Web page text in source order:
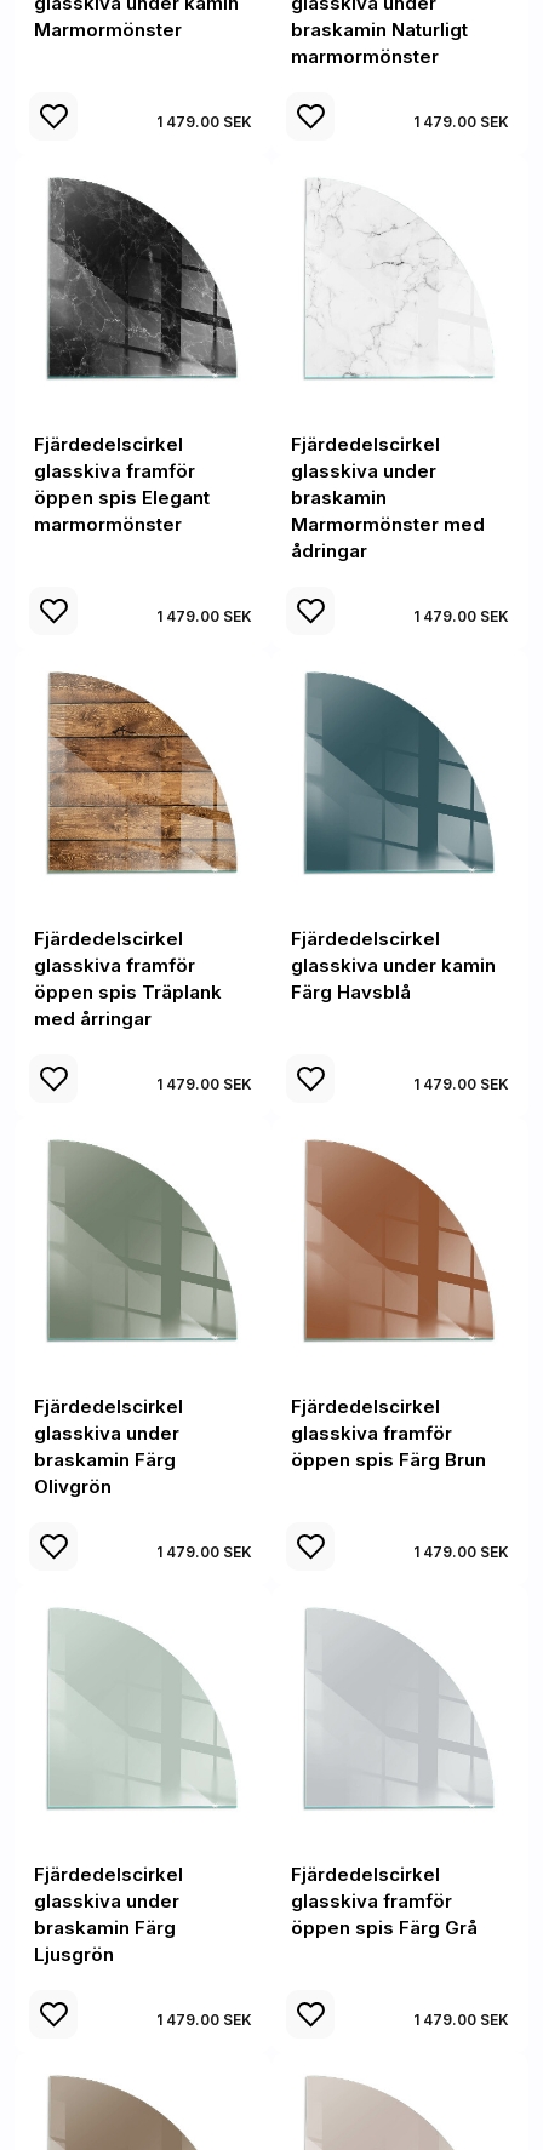
Marmormönster
1 479.00 SEK
braskamin Naturligt
marmormönster
1 479.00 SEK
Fjärdedelscirkel
glasskiva framför
öppen spis Elegant
marmormönster
1 479.00 SEK
Fjärdedelscirkel
glasskiva under
braskamin
Marmormönster med
ådringar
1 479.00 SEK
Fjärdedelscirkel
glasskiva framför
öppen spis Träplank
med årringar
1 479.00 SEK
Fjärdedelscirkel
glasskiva under kamin
Färg Havsblå
1 479.00 SEK
Fjärdedelscirkel
glasskiva under
braskamin Färg
Olivgrön
1 479.00 SEK
Fjärdedelscirkel
glasskiva framför
öppen spis Färg Brun
1 479.00 SEK
Fjärdedelscirkel
glasskiva under
braskamin Färg
Ljusgrön
1 479.00 SEK
Fjärdedelscirkel
glasskiva framför
öppen spis Färg Grå
1 479.00 SEK